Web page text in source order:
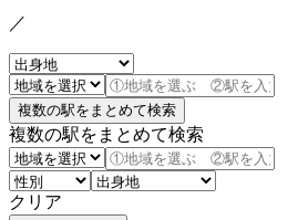
／
複数の駅をまとめて検索
クリア